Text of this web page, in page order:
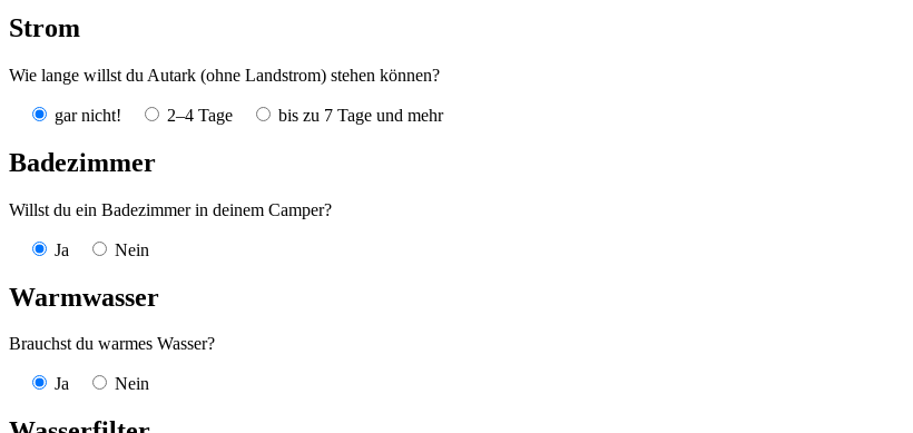
Strom
Wie lange willst du Autark (ohne Landstrom) stehen können?
gar nicht! 2–4 Tage bis zu 7 Tage und mehr
Badezimmer
Willst du ein Badezimmer in deinem Camper?
Ja Nein
Warmwasser
Brauchst du warmes Wasser?
Ja Nein